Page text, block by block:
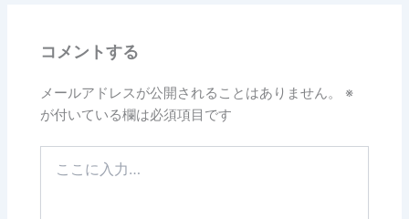
コメントする
メールアドレスが公開されることはありません。
※
が付いている欄は必須項目です